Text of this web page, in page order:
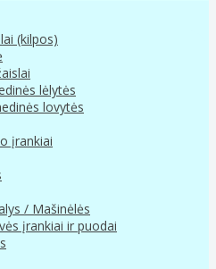
(kilpos)
lėlytės
lovytės
įrankiai
/ Mašinėlės
įrankiai ir puodai